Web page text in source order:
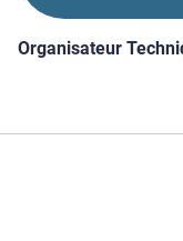
Organisateur